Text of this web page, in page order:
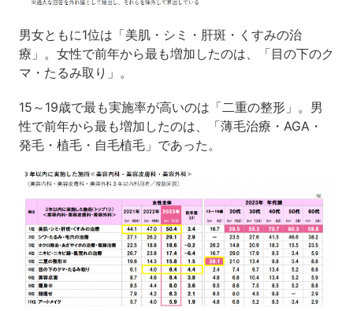
男女ともに1位は「美肌・シミ・肝斑・くすみの治
療」。女性で前年から最も増加したのは、「目の下のク
マ・たるみ取り」。
15～19歳で最も実施率が高いのは「二重の整形」。男
性で前年から最も増加したのは、「薄毛治療・AGA・
発毛・植毛・自毛植毛」であった。